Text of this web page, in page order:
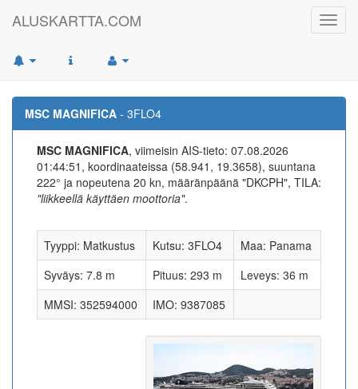
ALUSKARTTA.COM
MSC MAGNIFICA - 3FLO4
MSC MAGNIFICA, viimeisin AIS-tieto: 07.08.2026
01:44:51, koordinaateissa (58.941, 19.3658), suuntana
222° ja nopeutena 20 kn, määränpäänä "DKCPH", TILA:
"liikkeellä käyttäen moottoria".
Tyyppi: Matkustus Kutsu: 3FLO4
Maa: Panama
Syväys: 7.8 m
Pituus: 293 m
Leveys: 36 m
MMSI: 352594000
IMO: 9387085